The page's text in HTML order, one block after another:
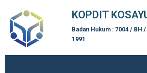
KOPDIT
Badan Hukum : 7004 / BH
1991